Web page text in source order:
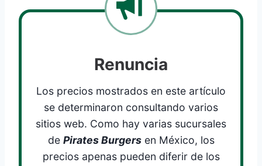
Renuncia
Los precios mostrados en este artículo
se determinaron consultando varios
sitios web. Como hay varias sucursales
de Pirates Burgersen México, los
precios apenas pueden diferir de los